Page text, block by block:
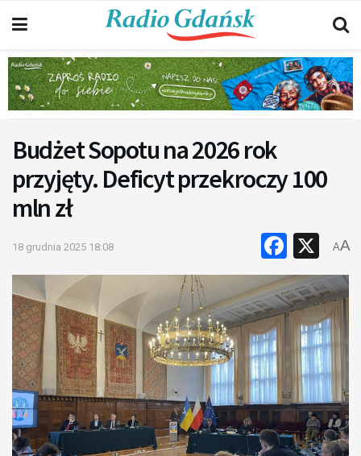
Budżet Sopotu na 2026 rok
przyjęty. Deficyt przekroczy 100
mln zł
18 grudnia 2025 18:08 X
AA